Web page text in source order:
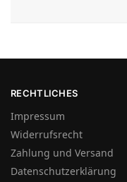
RECHTLICHES
Impressum
Widerrufsrecht
Zahlung und Versand
Datenschutzerklärung